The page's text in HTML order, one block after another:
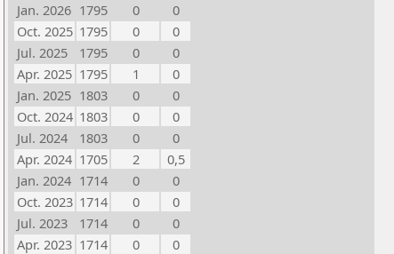
Jan. 2026 1795 0
0
Oct. 2025 1795 0
0
Jul. 2025
1795 0
0
Apr. 2025 1795 1
0
Jan. 2025 1803 0
0
Oct. 2024 1803 0
0
Jul. 2024
1803 0
0
Apr. 2024 1705 2
0,5
Jan. 2024 1714 0
0
Oct. 2023 1714 0
0
Jul. 2023
1714 0
0
Apr. 2023 1714 0
0